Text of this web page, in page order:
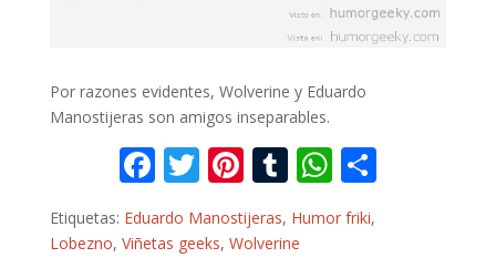
Por razones evidentes, Wolverine y Eduardo
Manostijeras son amigos inseparables.
F
ac
e
T
itt
Pi
nt
er
T
u
m
W
h
at
Etiquetas: Eduardo Manostijeras, Humor friki,
Lobezno, Viñetas geeks, Wolverine